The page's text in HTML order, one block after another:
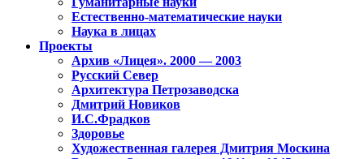
Естественно-математические науки
Наука в лицах
Проекты
Архив «Лицея». 2000 — 2003
Русский Север
Архитектура Петрозаводска
Дмитрий Новиков
И.С.Фрадков
Здоровье
Художественная галерея Дмитрия Москина